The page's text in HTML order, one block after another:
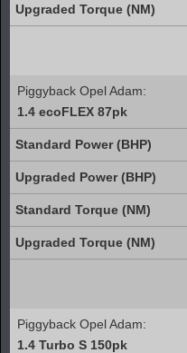
Piggyback Opel Adam:
1.4 ecoFLEX 87pk
Piggyback Opel Adam:
1.4 Turbo S 150pk